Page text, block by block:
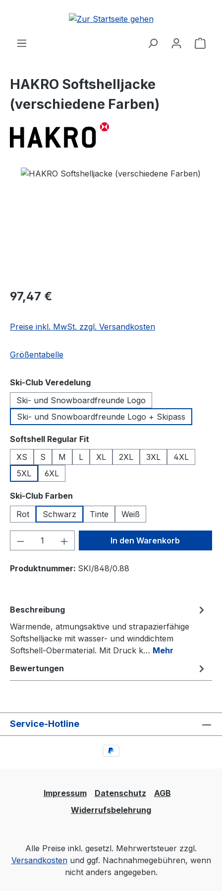
Zum Hauptinhalt springen
HAKRO Softshelljacke
(verschiedene Farben)
Bildergalerie überspringen
Regulärer Preis:
97,47 €
Preise inkl. MwSt. zzgl. Versandkosten
Größentabelle
Ski-Club Veredelungauswählen
Ski- und Snowboardfreunde Logo
Ski- und Snowboardfreunde Logo + Skipass
Softshell Regular Fit
XS
S M L XL 2XL 3XL
4XL
5XL
6XL
Ski-Club Farben
Rot
Schwarz Tinte Weiß
Produkt Anzahl: Gib denIn den Warenkorb
Produktnummer: SKI/848/0.88
Beschreibung
Wärmende, atmungsaktive und strapazierfähige
Softshelljacke mit wasser- und winddichtem
Softshell-Obermaterial. Mit Druck k… Mehr
Bewertungen
Service-Hotline
Impressum Datenschutz
AGB
Widerrufsbelehrung
Alle Preise inkl. gesetzl. Mehrwertsteuer zzgl.
Versandkostenund ggf. Nachnahmegebühren, wenn
nicht anders angegeben.